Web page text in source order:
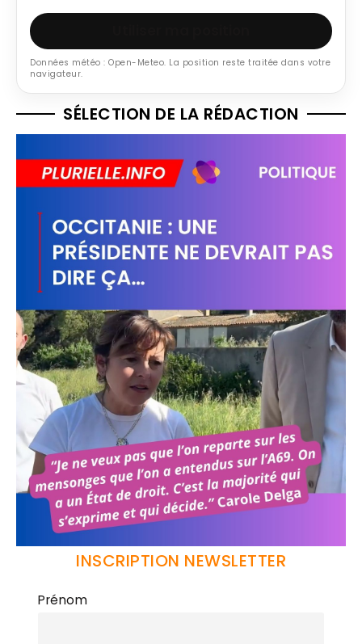
Données météo : Open-Meteo. La position reste traitée dans votre
navigateur.
SÉLECTION DE LA RÉDACTION
INSCRIPTION NEWSLETTER
Prénom